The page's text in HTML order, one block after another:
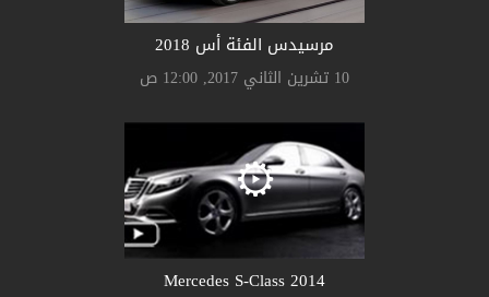
مرسيدس الفئة أس 2018
10 تشرين الثاني 2017, 12:00 ص
Mercedes S-Class 2014